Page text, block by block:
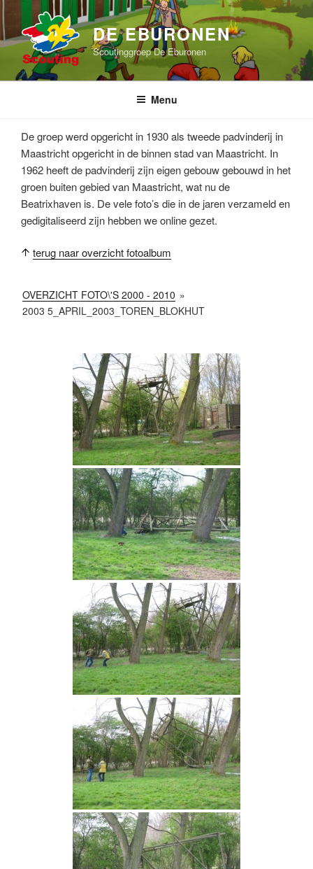
naar
de
inhoud
DE EBURONEN
Scoutinggroep De Eburonen
Menu
De groep werd opgericht in 1930 als tweede padvinderij in
Maastricht opgericht in de binnen stad van Maastricht. In
1962 heeft de padvinderij zijn eigen gebouw gebouwd in het
groen buiten gebied van Maastricht, wat nu de
Beatrixhaven is. De vele foto’s die in de jaren verzameld en
gedigitaliseerd zijn hebben we online gezet.
terug naar overzicht fotoalbum
OVERZICHT FOTO\'S 2000 - 2010 »
2003 5_APRIL_2003_TOREN_BLOKHUT